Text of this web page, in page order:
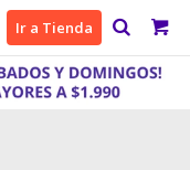
Ir a Tienda